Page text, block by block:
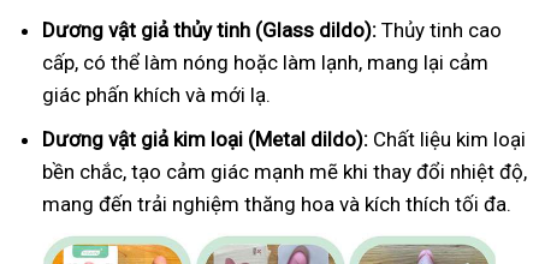
Dương vật giả thủy tinh (Glass dildo): Thủy tinh cao
cấp, có thể làm nóng hoặc làm lạnh, mang lại cảm
giác phấn khích và mới lạ.
Dương vật giả kim loại (Metal dildo): Chất liệu kim loại
bền chắc, tạo cảm giác mạnh mẽ khi thay đổi nhiệt độ,
mang đến trải nghiệm thăng hoa và kích thích tối đa.